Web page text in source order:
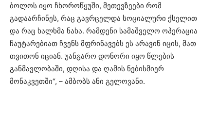
ბოლოს იყო ჩხოროწყუში, მეთევზეები რომ
გადაარჩინეს, რაც გავრცელდა სოციალური ქსელით
და რაც ხალხმა ნახა. რამდენი სამაშველო ოპერაცია
ჩაუტარებიათ ჩვენს მფრინავებს ეს არავინ იცის, მათ
თვითონ იციან. უანგარო დონორი იყო წლების
განმავლობაში, დღისა და ღამის ნებისმიერ
მონაკვეთში“, – ამბობს ანი გელოვანი.